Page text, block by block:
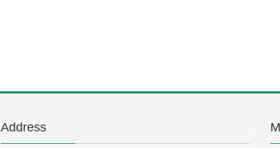
Address